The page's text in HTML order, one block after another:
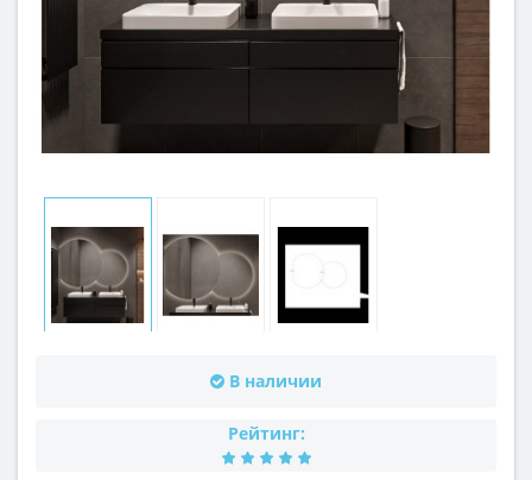
В наличии
Рейтинг: